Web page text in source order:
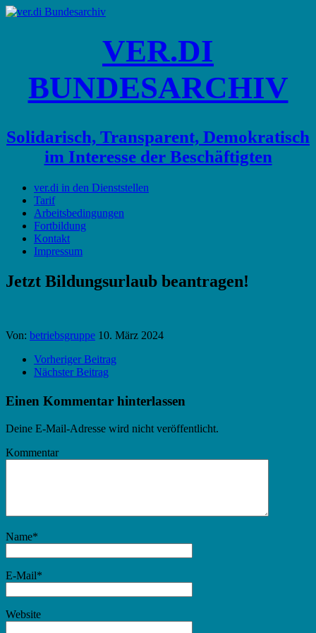
VER.DI
BUNDESARCHIV
Solidarisch, Transparent, Demokratisch
im Interesse der Beschäftigten
ver.di in den Dienststellen
Tarif
Arbeitsbedingungen
Fortbildung
Kontakt
Impressum
Jetzt Bildungsurlaub beantragen!
Von: betriebsgruppe 10. März 2024
Vorheriger Beitrag
Nächster Beitrag
Einen Kommentar hinterlassen
Deine E-Mail-Adresse wird nicht veröffentlicht.
Kommentar
Name*
E-Mail*
Website